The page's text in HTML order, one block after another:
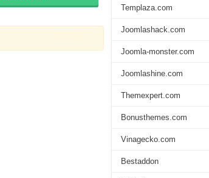
Templaza.com
Joomlashack.com
Joomla-monster.com
Joomlashine.com
Themexpert.com
Bonusthemes.com
Vinagecko.com
Bestaddon